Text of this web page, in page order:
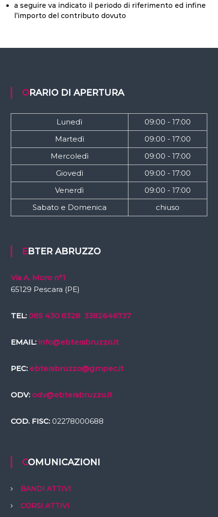
a seguire va indicato il periodo di riferimento ed infine
l’importo del contributo dovuto
ORARIO DI APERTURA
Lunedì
09:00 - 17:00
Martedì
09:00 - 17:00
Mercoledì
09:00 - 17:00
Giovedì
09:00 - 17:00
Venerdì
09:00 - 17:00
Sabato e Domenica
chiuso
EBTER ABRUZZO
Via A. Moro n°1
65129 Pescara (PE)
TEL: 085 430 8328 3382646737
EMAIL: info@ebterabruzzo.it
PEC: ebterabruzzo@gmpec.it
ODV: odv@ebterabruzzo.it
COD. FISC:02278000688
COMUNICAZIONI
BANDI ATTIVI
CORSI ATTIVI